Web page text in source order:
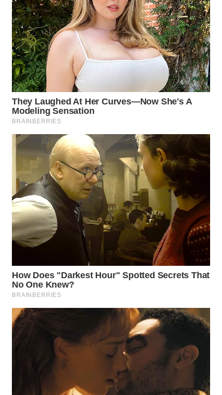
WN
LABUANBAJO
WN
BORNEO
Wahana
Media
Group
WAHANA
NEWS
TANI
WAHANA
ADVOKAT
WAHANA
WAHANA
KONSUMEN
WAHANA
LISTRIK